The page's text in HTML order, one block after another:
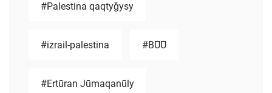
#Palestina qaqtyǧysy
#izrail-palestina #BŪŪ
#Ertūran Jūmaqanūly